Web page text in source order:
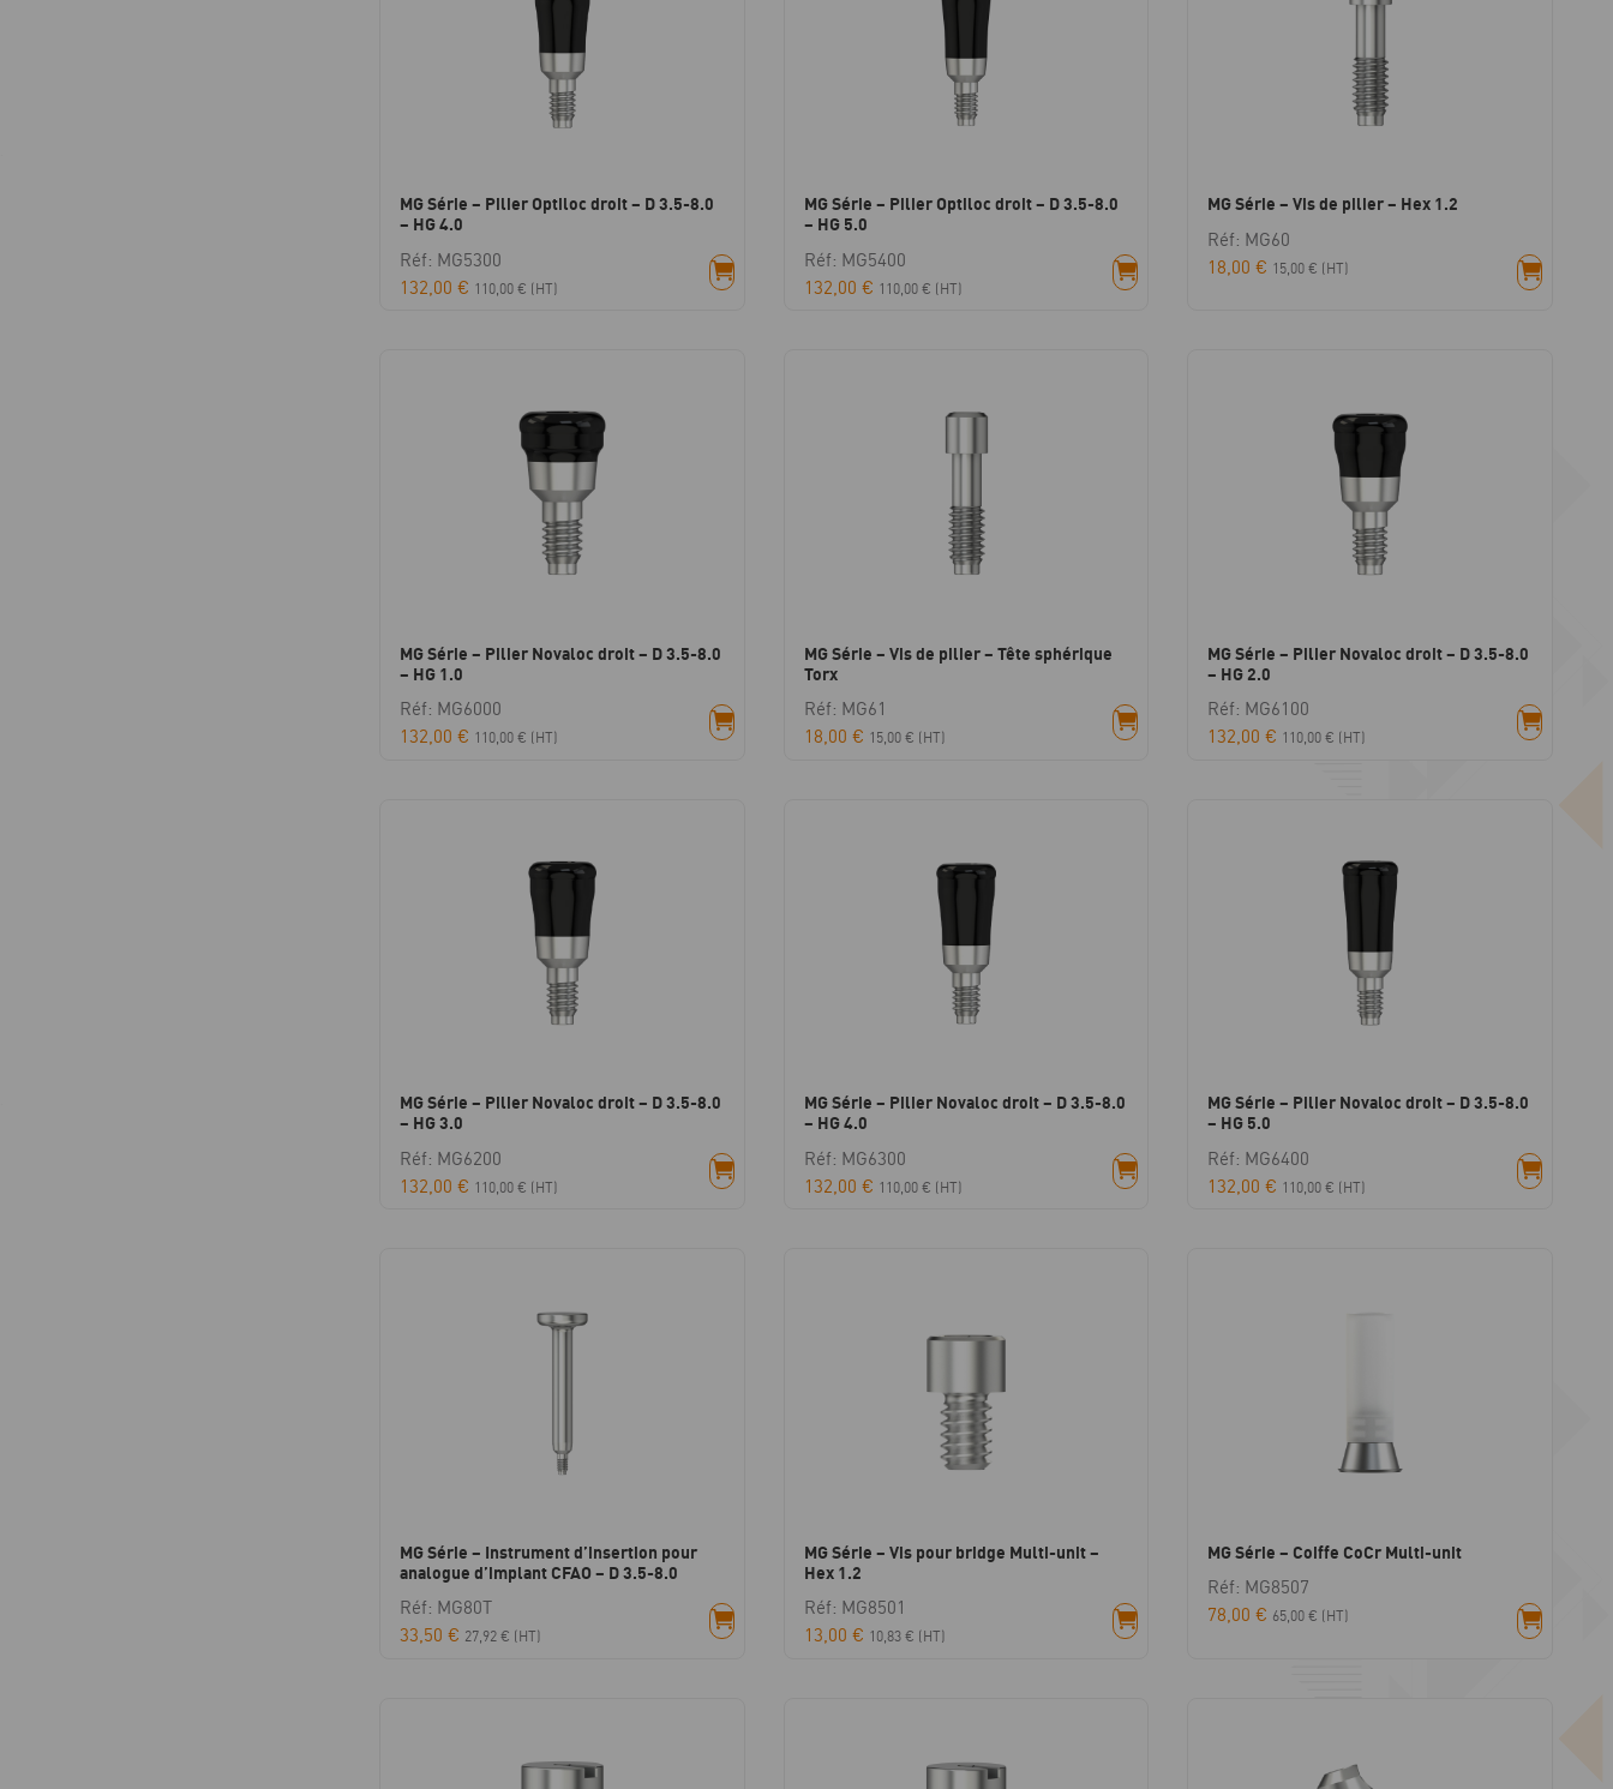
MG Série – Pilier Optiloc droit – D 3.5-8.0
– HG 4.0
Réf: MG5300
132,00 € 110,00 € (HT)
MG Série – Pilier Optiloc droit – D 3.5-8.0
– HG 5.0
Réf: MG5400
132,00 € 110,00 € (HT)
MG Série – Vis de pilier – Hex 1.2
Réf: MG60
18,00€ 15,00€ (HT)
MG Série – Pilier Novaloc droit – D 3.5-8.0
– HG 1.0
Réf: MG6000
132,00 € 110,00 € (HT)
MG Série – Vis de pilier – Tête sphérique
Torx
Réf: MG61
18,00 € 15,00 € (HT)
MG Série – Pilier Novaloc droit – D 3.5-8.0
– HG 2.0
Réf: MG6100
132,00€ 110,00€ (HT)
MG Série – Pilier Novaloc droit – D 3.5-8.0
– HG 3.0
Réf: MG6200
132,00 € 110,00 € (HT)
MG Série – Pilier Novaloc droit – D 3.5-8.0
– HG 4.0
Réf: MG6300
132,00 € 110,00 € (HT)
MG Série – Pilier Novaloc droit – D 3.5-8.0
– HG 5.0
Réf: MG6400
132,00€ 110,00€ (HT)
MG Série – Instrument d’insertion pour
analogue d’implant CFAO – D 3.5-8.0
Réf: MG80T
33,50 € 27,92 € (HT)
MG Série – Vis pour bridge Multi-unit –
Hex 1.2
Réf: MG8501
13,00 € 10,83 € (HT)
MG Série – Coiffe CoCr Multi-unit
Réf: MG8507
78,00€ 65,00€ (HT)